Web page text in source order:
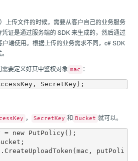
上传文件的时候，需要从客户自己的业务服务
证是通过服务端的 SDK 来生成的，然后通过
端使用。根据上传的业务需求不同，c# SDK
要定义好其中鉴权对象 mac ：
， SecretKey 和 Bucket 就可以。
= new PutPolicy();
putPoli